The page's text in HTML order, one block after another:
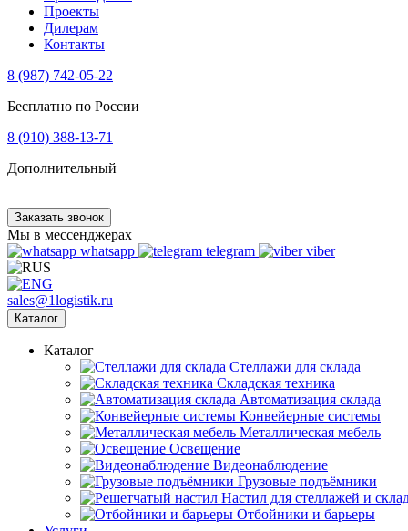
Проекты
Дилерам
Контакты
8 (987) 742-05-22
Бесплатно по России
8 (910) 388-13-71
Дополнительный
Заказать звонок
Мы в мессенджерах
whatsapp
telegram viber
sales@1logistik.ru
Каталог
Каталог
Cтеллажи для склада
Складская техника
Автоматизация склада
Конвейерные системы
Металлическая мебель
Освещение
Видеонаблюдение
Грузовые подъёмники
Настил для стеллажей и
Отбойники и барьеры